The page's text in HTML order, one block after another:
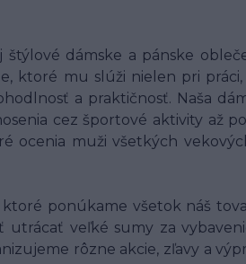
dámske a pánske
ktoré mu slúži nielen pri
a praktičnosť. Naša
cez športové aktivity až
ocenia muži všetkých
ponúkame všetok náš
veľké sumy za
rôzne akcie, zľavy a